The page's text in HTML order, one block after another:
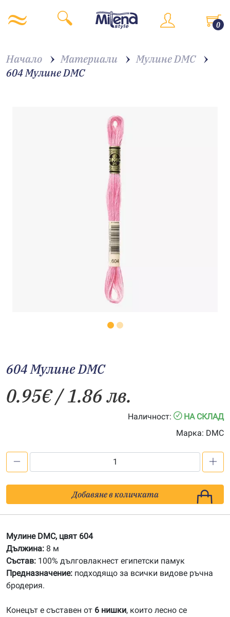
0
Начало Материали
Мулине DMC
604 Мулине DMC
604 Мулине DMC
0.95€/ 1.86 лв.
Наличност:
НА СКЛАД
Марка: DMC
Мулине
DMC
Добавяне в количката
Мулине DMC, цвят 604
Дължина: 8 м
Състав: 100% дълговлакнест египетски памук
Предназначение: подходящо за всички видове ръчна
бродерия.
Конецът е съставен от 6 нишки, които лесно се